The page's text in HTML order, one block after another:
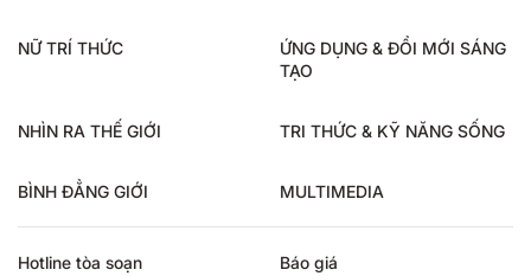
NỮ TRÍ THỨC
ỨNG DỤNG & ĐỔI MỚI SÁNG
TẠO
NHÌN RA THẾ GIỚI TRI THỨC & KỸ NĂNG SỐNG
BÌNH ĐẲNG GIỚI MULTIMEDIA
Hotline tòa soạn
Báo giá